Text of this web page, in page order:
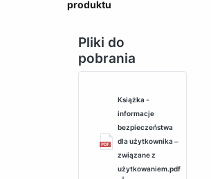
produktu
Pliki do
pobrania
Książka -
informacje
bezpieczeństwa
dla użytkownika ‒
związane z
użytkowaniem.pdf